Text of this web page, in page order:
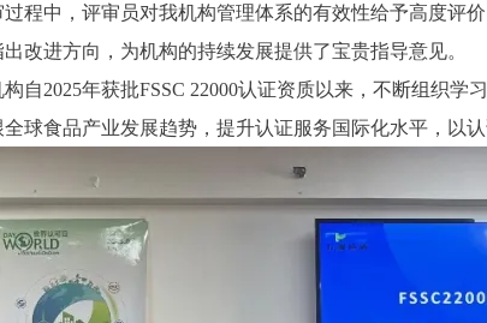
过程中，评审员对我机构管理体系的有效性给予高度评
改进方向，为机构的持续发展提供了宝贵指导意见。
构自2025年获批FSSC 22000认证资质以来，不断组织
球食品产业发展趋势，提升认证服务国际化水平，以